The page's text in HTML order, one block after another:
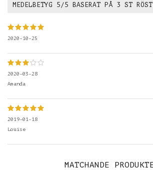
MEDELBETYG 5 /5 BASERAT PÅ 3 ST
2020-10-25
2020-03-28
Amanda
2019-01-18
Louise
MATCHANDE